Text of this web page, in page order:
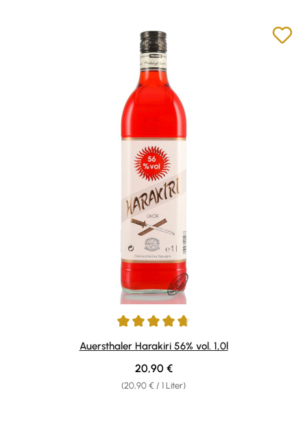
Durchschnittliche Bewertung von 4.68 von 5 Sternen
Auersthaler Harakiri 56% vol. 1,0l
(20,90 € / 1 Liter)
Regulärer Preis:
20,90 €